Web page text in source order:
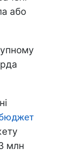
або
млн